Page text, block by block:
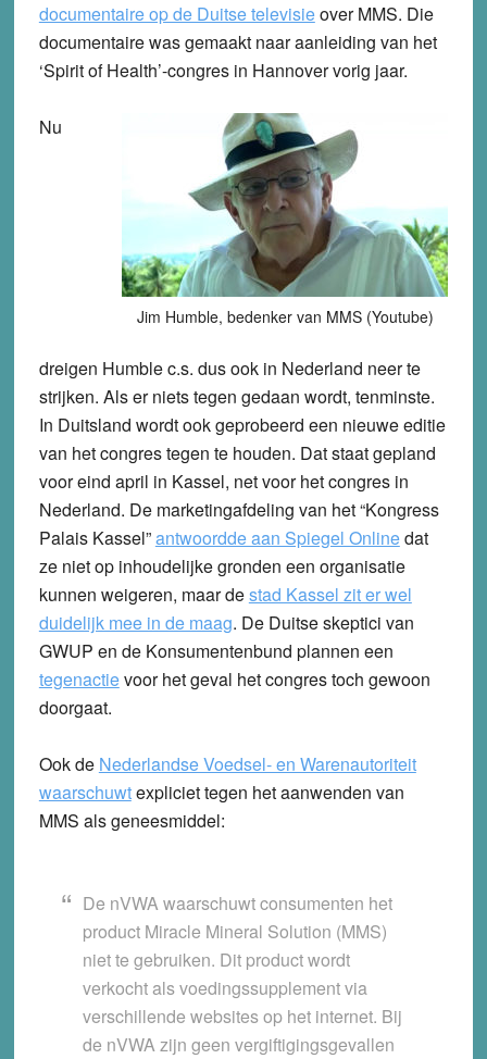
documentaire op de Duitse televisieover MMS. Die
documentaire was gemaakt naar aanleiding van het
‘Spirit of Health’-congres in Hannover vorig jaar.
Jim Humble, bedenker van MMS (Youtube)
Nu
dreigen Humble c.s. dus ook in Nederland neer te
strijken. Als er niets tegen gedaan wordt, tenminste.
In Duitsland wordt ook geprobeerd een nieuwe editie
van het congres tegen te houden. Dat staat gepland
voor eind april in Kassel, net voor het congres in
Nederland. De marketingafdeling van het “Kongress
Palais Kassel”antwoordde aan Spiegel Onlinedat
ze niet op inhoudelijke gronden een organisatie
kunnen weigeren, maar destad Kassel zit er wel
duidelijk mee in de maag. De Duitse skeptici van
GWUP en de Konsumentenbund plannen een
tegenactievoor het geval het congres toch gewoon
doorgaat.
Ook de Nederlandse Voedsel- en Warenautoriteit
waarschuwtexpliciet tegen het aanwenden van
MMS als geneesmiddel:
De nVWA waarschuwt consumenten het
product Miracle Mineral Solution (MMS)
niet te gebruiken. Dit product wordt
verkocht als voedingssupplement via
verschillende websites op het internet. Bij
de nVWA zijn geen vergiftigingsgevallen